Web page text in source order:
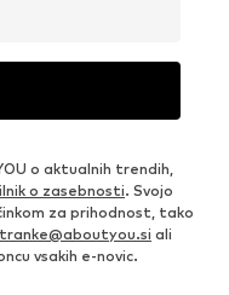
o aktualnih trendih,
o zasebnosti. Svojo
za prihodnost, tako
ali
vsakih e-novic.